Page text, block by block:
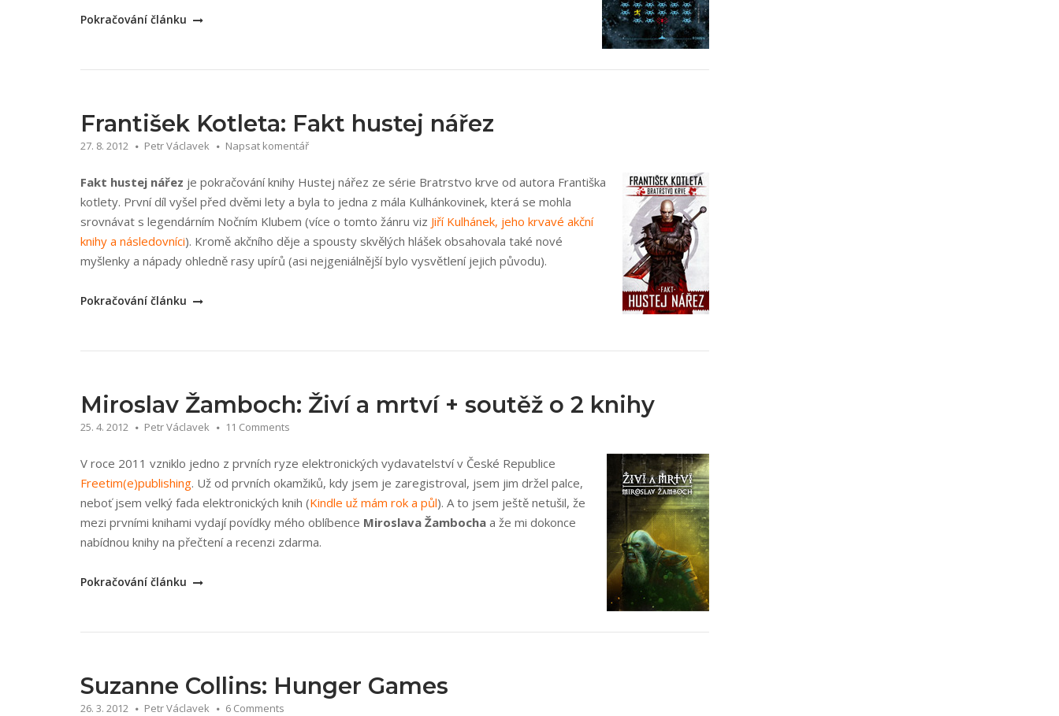
„Ernest
Pokračování článku
František Kotleta: Fakt hustej nářez
27. 8. 2012 Petr Václavek Napsat komentář
Fakt hustej nářez je pokračování knihy Hustej nářez ze série Bratrstvo krve od autora Františka
kotlety. První díl vyšel před dvěmi lety a byla to jedna z mála Kulhánkovinek, která se mohla
srovnávat s legendárním Nočním Klubem (více o tomto žánru viz Jiří Kulhánek, jeho krvavé akční
knihy a následovníci). Kromě akčního děje a spousty skvělých hlášek obsahovala také nové
myšlenky a nápady ohledně rasy upírů (asi nejgeniálnější bylo vysvětlení jejich původu).
„František
Pokračování článku
Miroslav Žamboch: Živí a mrtví + soutěž o 2 knihy
25. 4. 2012 Petr Václavek 11 Comments
V roce 2011 vzniklo jedno z prvních ryze elektronických vydavatelství v České Republice
Freetim(e)publishin­g. Už od prvních okamžiků, kdy jsem je zaregistroval, jsem jim držel palce,
neboť jsem velký fada elektronických knih (Kindle už mám rok a půl). A to jsem ještě netušil, že
mezi prvními knihami vydají povídky mého oblíbence Miroslava Žambocha a že mi dokonce
nabídnou knihy na přečtení a recenzi zdarma.
„Miroslav
+
Pokračování článku
Suzanne Collins: Hunger Games
26. 3. 2012 Petr Václavek 6 Comments